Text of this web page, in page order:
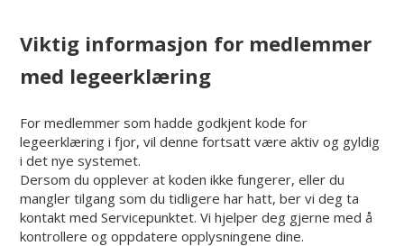
Viktig informasjon for medlemmer
med legeerklæring
For medlemmer som hadde godkjent kode for
legeerklæring i fjor, vil denne fortsatt være aktiv og gyldig
i det nye systemet.
Dersom du opplever at koden ikke fungerer, eller du
mangler tilgang som du tidligere har hatt, ber vi deg ta
kontakt med Servicepunktet. Vi hjelper deg gjerne med å
kontrollere og oppdatere opplysningene dine.